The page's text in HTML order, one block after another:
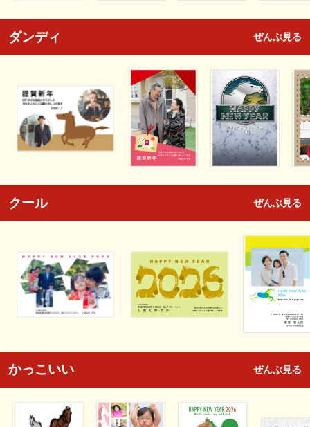
ダンディ ぜんぶ見る
クール ぜんぶ見る
かっこいい ぜんぶ見る